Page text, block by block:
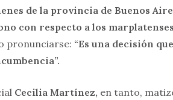
de la provincia de Buenos
con respecto a los
pronunciarse: “Es una decisión
Cecilia Martínez, en tanto,